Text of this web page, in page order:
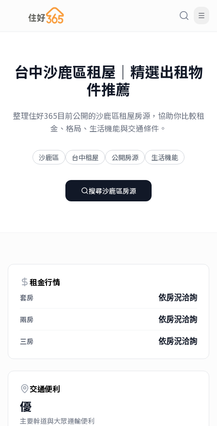
台中沙鹿區租屋｜精選出租物
件推薦
整理住好365目前公開的沙鹿區租屋房源，協助你比較租
金、格局、生活機能與交通條件。
沙鹿區 台中租屋 公開房源 生活機能
搜尋沙鹿區房源
租金行情
套房 依房況洽詢
兩房 依房況洽詢
三房 依房況洽詢
交通便利
優
主要幹道與大眾運輸便利